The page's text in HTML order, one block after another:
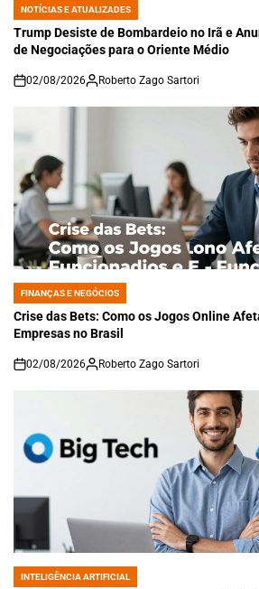
POSTED
IN
NOTÍCIAS E ATUALIZADES
Trump Desiste de Bombardeio no Irã e
de Negociações para o Oriente Médio
on
02/08/2026 Roberto Zago Sartori
POSTED
IN
FINANÇAS E NEGÓCIOS
Crise das Bets: Como os Jogos Online
Empresas no Brasil
on
02/08/2026 Roberto Zago Sartori
POSTED
INTELIGÊNCIA ARTIFICIAL